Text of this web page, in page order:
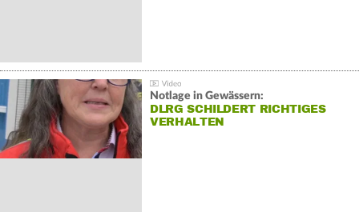
Notlage in Gewässern:
DLRG SCHILDERT RICHTIGES
VERHALTEN